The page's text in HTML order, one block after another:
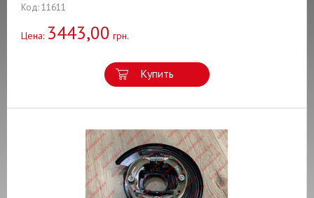
Код: 11611
Цена: 3443,00 грн.
Купить